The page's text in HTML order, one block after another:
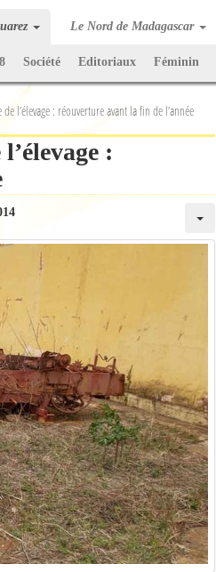
Le Nord de Madagascar
Société Editoriaux Féminin
l’élevage : réouverture avant la fin de l’année
: